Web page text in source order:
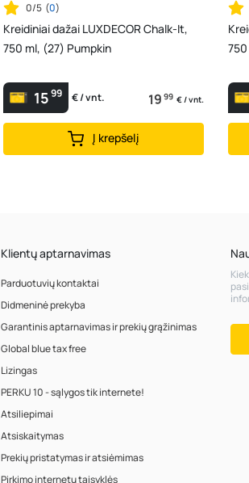
0/5 (0)
Kreidiniai dažai LUXDECOR Chalk-It,
750 ml, (27) Pumpkin
1599 € / vnt. 19 99 € / vnt.
Į krepšelį
Klientų aptarnavimas
Parduotuvių kontaktai
Didmeninė prekyba
Garantinis aptarnavimas ir prekių grąžinimas
Global blue tax free
Lizingas
PERKU 10 - sąlygos tik internete!
Atsiliepimai
Atsiskaitymas
Prekių pristatymas ir atsiėmimas
Pirkimo internetu taisyklės